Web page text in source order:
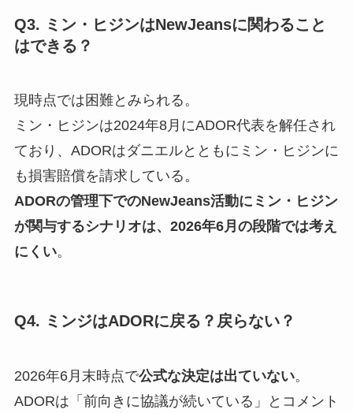
Q3. ミン・ヒジンはNewJeansに関わること
はできる？
現時点では困難とみられる。
ミン・ヒジンは2024年8月にADOR代表を解任され
ており、ADORはダニエルとともにミン・ヒジンに
も損害賠償を請求している。
ADORの管理下でのNewJeans活動にミン・ヒジン
が関与するシナリオは、2026年6月の段階では考え
にくい。
Q4. ミンジはADORに戻る？戻らない？
2026年6月末時点で公式な決定は出ていない。
ADORは「前向きに協議が続いている」とコメント